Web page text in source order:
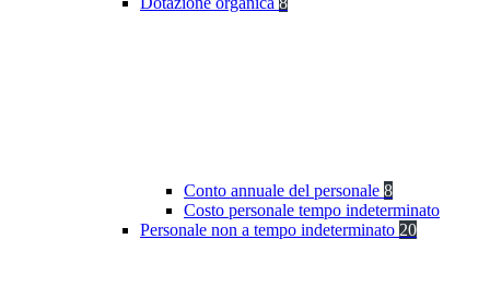
Conto annuale del personale 8
Costo personale tempo indeterminato
Personale non a tempo indeterminato 20